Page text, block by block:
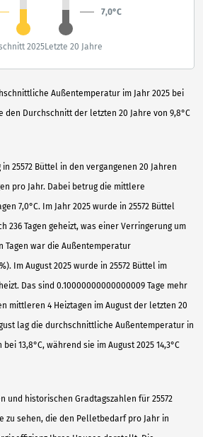
Außentemperatur im Jahr 2025 bei
den Durchschnitt der letzten 20 Jahre von 9,8°C
25572 Büttel in den vergangenen 20 Jahren
pro Jahr. Dabei betrug die mittlere
7,0°C. Im Jahr 2025 wurde in 25572 Büttel
236 Tagen geheizt, was einer Verringerung um
Tagen war die Außentemperatur
Im August 2025 wurde in 25572 Büttel im
Das sind 0.10000000000000009 Tage mehr
mittleren 4 Heiztagen im August der letzten 20
lag die durchschnittliche Außentemperatur in
13,8°C, während sie im August 2025 14,3°C
und historischen Gradtagszahlen für 25572
zu sehen, die den Pelletbedarf pro Jahr in
7,0°C
2025Letzte 20 Jahre